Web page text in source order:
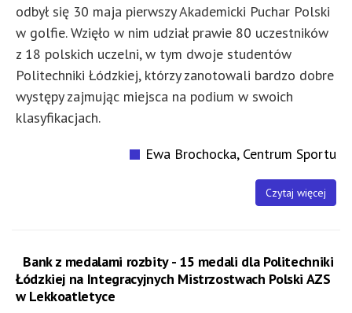
odbył się 30 maja pierwszy Akademicki Puchar Polski
w golfie. Wzięło w nim udział prawie 80 uczestników
z 18 polskich uczelni, w tym dwoje studentów
Politechniki Łódzkiej, którzy zanotowali bardzo dobre
występy zajmując miejsca na podium w swoich
klasyfikacjach.
Ewa Brochocka, Centrum Sportu
Czytaj więcej
Bank z medalami rozbity - 15 medali dla Politechniki
Łódzkiej na Integracyjnych Mistrzostwach Polski AZS
w Lekkoatletyce